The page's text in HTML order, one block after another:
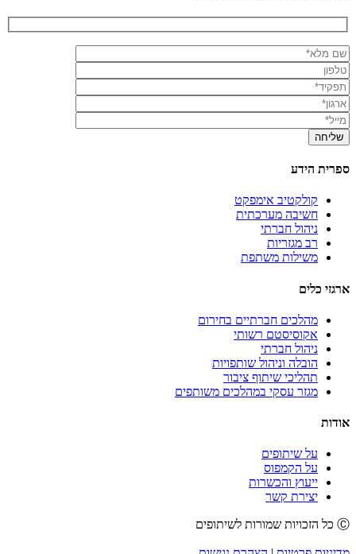
ספרית הידע
קולקטיב אימפקט
חשיבה מערכתית
ניהול חברתי
רב מגזריות
משילות משתפת
ארגזי כלים
מהלכים חברתיים בחירום
אקוסיסטם רשותי
ניהול חברתי
הובלה וניהול שותפויות
תהליכי שיתוף ציבור
מגזר עסקי במהלכים משותפים
אודות
על שיתופים
על הקמפוס
ייעוץ והכשרות
יצירת קשר
Ⓒ כל הזכויות שמורות לשיתופים